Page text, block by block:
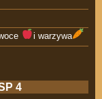
i warzywa
4